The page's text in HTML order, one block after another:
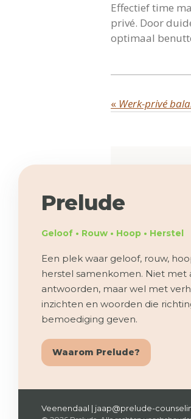
Effectief time
privé. Door
optimaal
«
Prelude
Geloof • Rouw • Hoop • Herstel
Een plek waar geloof, rouw,
herstel samenkomen. Niet met
antwoorden, maar wel met
inzichten en woorden die
bemoediging geven.
Waarom Prelude?
Veenendaal | jaap@prelude-